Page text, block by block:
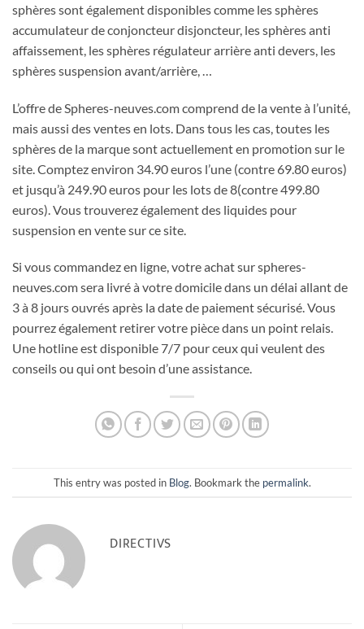
sphères sont également disponibles comme les sphères
accumulateur de conjoncteur disjoncteur, les sphères anti
affaissement, les sphères régulateur arrière anti devers, les
sphères suspension avant/arrière, …
L’offre de Spheres-neuves.com comprend de la vente à l’unité,
mais aussi des ventes en lots. Dans tous les cas, toutes les
sphères de la marque sont actuellement en promotion sur le
site. Comptez environ 34.90 euros l’une (contre 69.80 euros)
et jusqu’à 249.90 euros pour les lots de 8(contre 499.80
euros). Vous trouverez également des liquides pour
suspension en vente sur ce site.
Si vous commandez en ligne, votre achat sur spheres-
neuves.com sera livré à votre domicile dans un délai allant de
3 à 8 jours ouvrés après la date de paiement sécurisé. Vous
pourrez également retirer votre pièce dans un point relais.
Une hotline est disponible 7/7 pour ceux qui veulent des
conseils ou qui ont besoin d’une assistance.
This entry was posted in Blog. Bookmark the permalink.
DIRECTIVS